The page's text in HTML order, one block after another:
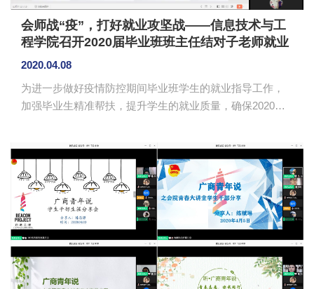
会师战“疫”，打好就业攻坚战——信息技术与工
程学院召开2020届毕业班班主任结对子老师就业
工作会议
2020.04.08
为进一步做好疫情防控期间毕业班学生的就业指导工作，
加强毕业生精准帮扶，提升学生的就业质量，确保2020届
会议平台召开。2016级班主任、结对子老师及辅导员参加
会议，学院院长姜灵敏、副院长吴广裕出席会议，会议由
党总支书记关俊明主持。 2016级辅导员陈素婷从考
研、考公、就业创业等几方面分析了2020届毕业生就业摸
底整体情况以及正在进行的就业指导工作。关俊明分析了
当前就业形势，回顾学院历...